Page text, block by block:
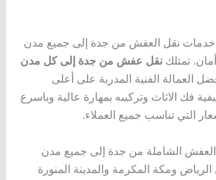
خدمات نقل العفش من جدة إلى جميع مدن
تمتلك نقل عفش من جدة إلى كل مدن
العمالة الفنية المدربة على أعلى
فك الاثاث وتركيبه بمهارة عالية وباسرع
التي تناسب جميع العملاء.
الشاملة من جدة إلى جميع مدن
الرياض ومكة المكرمة والمدينة المنورة